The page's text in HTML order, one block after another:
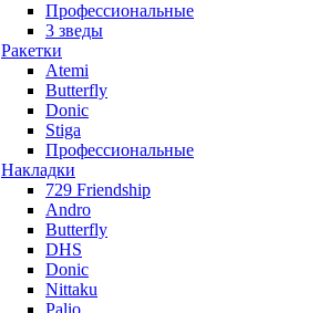
Профессиональные
3 зведы
Ракетки
Atemi
Butterfly
Donic
Stiga
Профессиональные
Накладки
729 Friendship
Andro
Butterfly
DHS
Donic
Nittaku